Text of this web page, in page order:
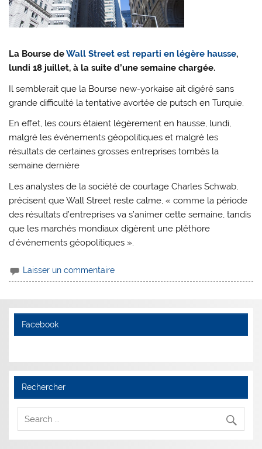
La Bourse deWall Street est reparti en légère hausse,
lundi 18 juillet, à la suite d’une semaine chargée.
Il semblerait que la Bourse new-yorkaise ait digéré sans
grande difficulté la tentative avortée de putsch en Turquie.
En effet, les cours étaient légèrement en hausse, lundi,
malgré les événements géopolitiques et malgré les
résultats de certaines grosses entreprises tombés la
semaine dernière
Les analystes de la société de courtage Charles Schwab,
précisent que Wall Street reste calme, « comme la période
des résultats d’entreprises va s’animer cette semaine, tandis
que les marchés mondiaux digèrent une pléthore
d’événements géopolitiques ».
Laisser un commentaire
Facebook
Rechercher